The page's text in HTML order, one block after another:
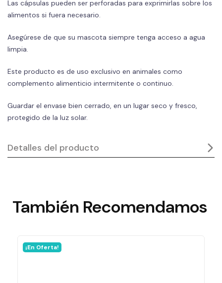
Las cápsulas pueden ser perforadas para exprimirlas sobre los
alimentos si fuera necesario.
Asegúrese de que su mascota siempre tenga acceso a agua
limpia.
Este producto es de uso exclusivo en animales como
complemento alimenticio intermitente o continuo.
Guardar el envase bien cerrado, en un lugar seco y fresco,
protegido de la luz solar.
Detalles del producto
También Recomendamos
¡En Oferta!